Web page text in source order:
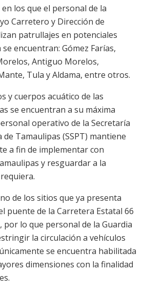
los que el personal de la
Carretero y Dirección de
patrullajes en potenciales
encuentran: Gómez Farías,
Antiguo Morelos,
Tula y Aldama, entre otros.
y cuerpos acuático de las
se encuentran a su máxima
operativo de la Secretaría
de Tamaulipas (SSPT) mantiene
a fin de implementar con
y resguardar a la
de los sitios que ya presenta
puente de la Carretera Estatal 66
lo que personal de la Guardia
la circulación a vehículos
se encuentra habilitada
dimensiones con la finalidad